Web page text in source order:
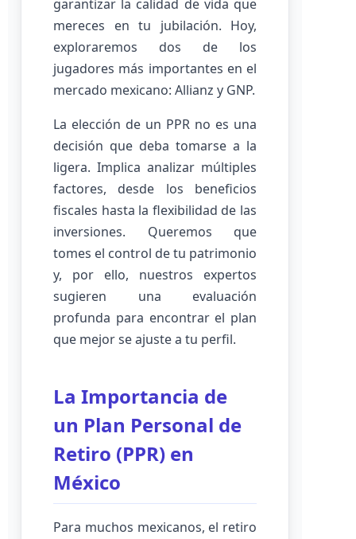
garantizar la calidad de vida que
mereces en tu jubilación. Hoy,
exploraremos dos de los
jugadores más importantes en el
mercado mexicano: Allianz y GNP.
La elección de un PPR no es una
decisión que deba tomarse a la
ligera. Implica analizar múltiples
factores, desde los beneficios
fiscales hasta la flexibilidad de las
inversiones. Queremos que
tomes el control de tu patrimonio
y, por ello, nuestros expertos
sugieren una evaluación
profunda para encontrar el plan
que mejor se ajuste a tu perfil.
La Importancia de
un Plan Personal de
Retiro (PPR) en
México
Para muchos mexicanos, el retiro